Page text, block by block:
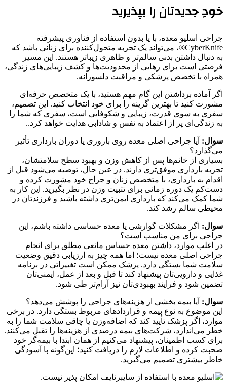
خودِ جدیدتان را بپذیرید
جراحی اسلیو معده، با یا بدون استفاده از فناوری پیشرفته
CyberKnife®، می‌تواند یک تجربه متحول‌کننده برای زنانی باشد که
به دنبال داشتن بدنی سالم‌تر و ظاهری زیباتر هستند. این مسیر
فرصتی است برای رهایی از محدودیت‌ها و کشف زیبایی‌های زندگی،
همراه با تخصص پزشکی و مراقبت دلسوزانه.
اگر آماده برداشتن این گام مهم هستید، با یک متخصص حرفه‌ای
مشورت کنید تا بهترین گزینه را برای خود انتخاب کنید. این تصمیم،
سفری به سوی قدرت، زیبایی و شکوفایی است، سفری که شما را
به زندگی‌ای پر از اعتماد به نفس و شادابی هدایت خواهد کرد..
سوال: آیا جراحی اصلی معده روی باروری یا دوران بارداری تأثیر
می‌گذارد؟
بسیاری از خانم‌ها پس از کاهش وزن و بهبود سطح سلامتشان،
تجربه بارداری موفق‌تری دارند. در عین حال، توصیه می‌شود قبل از
اقدام به بارداری، با متخصص زنان و جراح خود مشورت کرده و
دست‌کم یک دوره زمانی برای تثبیت وزن در نظر بگیرید. این کار به
شما کمک می‌کند که بارداری ایمن‌تری داشته باشید و فرزندتان در
محیطی سالم رشد کند.
سوال: اگر مشکلات گوارشی یا معده حساسی داشته باشم، این
جراحی برای من مناسب است؟
در اغلب موارد، داشتن معده حساس مانعی مطلق برای انجام
جراحی اصلی معده نیست؛ اما همه چیز به ارزیابی دقیق وضعیت
سلامت شما بستگی دارد. پزشک ممکن است تغییراتی در برنامه
غذایی و دارویی‌تان پیشنهاد کند تا قبل و بعد از عمل، ایمنی‌تان
تضمین شود و فرایند بهبودی‌تان نیز آرام‌تر طی شود.
سوال: آیا بیمه بخشی از هزینه‌های جراحی را پوشش می‌دهد؟
این موضوع به نوع بیمه و قراردادهای مربوط بستگی دارد. در برخی
موارد، اگر پزشک تأیید کند که اضافه‌وزن یا چاقی سلامت شما را به
خطر می‌اندازد، شرکت‌های بیمه درصدی از هزینه‌ها را تقبل می‌کنند.
برای کسب اطمینان، پیشنهاد می‌کنیم از همان ابتدا با بیمه‌گر خود
صحبت کرده و اطلاعات لازم را دریافت کنید؛ این‌گونه با آسودگی
خاطر بیشتری تصمیم می‌گیرید.